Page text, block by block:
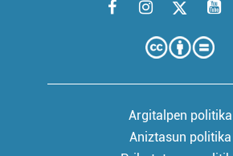
Argitalpen politika
Aniztasun politika